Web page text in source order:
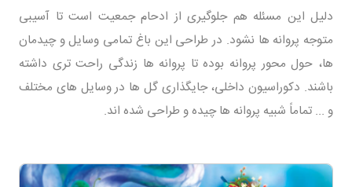
دلیل این مسئله هم جلوگیری از ادحام جمعیت است تا آسیبی
متوجه پروانه ها نشود. در طراحی این باغ تمامی وسایل و چیدمان
ها، حول محور پروانه بوده تا پروانه ها زندگی راحت تری داشته
باشند. دکوراسیون داخلی، جایگذاری گل ها در وسایل های مختلف
و ... تماماً شبیه پروانه ها چیده و طراحی شده اند.